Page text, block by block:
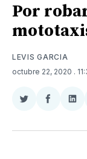
Por
LEVIS GARCIA
octubre 22, 2020 .
Compartir
Twitter